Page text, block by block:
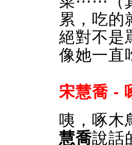
累，吃的
絕對不是
像她一直
宋慧喬 -
咦，啄木
慧喬說話